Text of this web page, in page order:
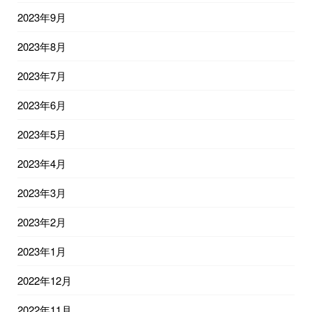
2023年9月
2023年8月
2023年7月
2023年6月
2023年5月
2023年4月
2023年3月
2023年2月
2023年1月
2022年12月